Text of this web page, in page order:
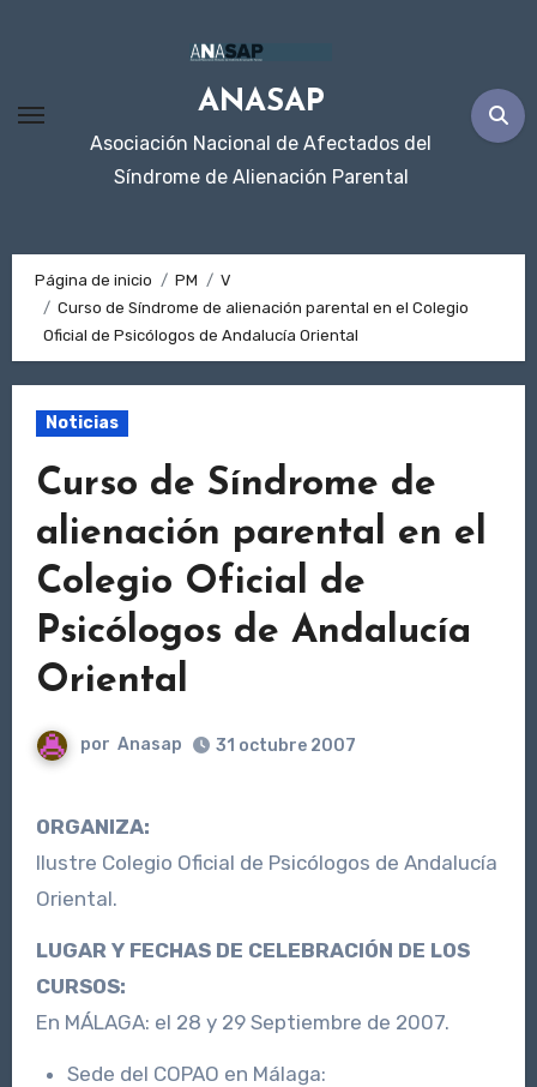
ANASAP
Asociación Nacional de Afectados del
Síndrome de Alienación Parental
Página de inicio PM
V
Curso de Síndrome de alienación parental en el Colegio
Oficial de Psicólogos de Andalucía Oriental
Noticias
Curso de Síndrome de
alienación parental en el
Colegio Oficial de
Psicólogos de Andalucía
Oriental
por Anasap 31 octubre 2007
ORGANIZA:
Ilustre Colegio Oficial de Psicólogos de Andalucía
Oriental.
LUGAR Y FECHAS DE CELEBRACIÓN DE LOS
CURSOS:
En MÁLAGA: el 28 y 29 Septiembre de 2007.
Sede del COPAO en Málaga: